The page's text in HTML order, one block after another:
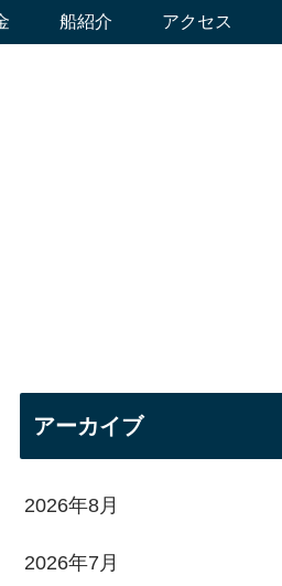
船紹介 アクセス
アーカイブ
2026年8月
2026年7月